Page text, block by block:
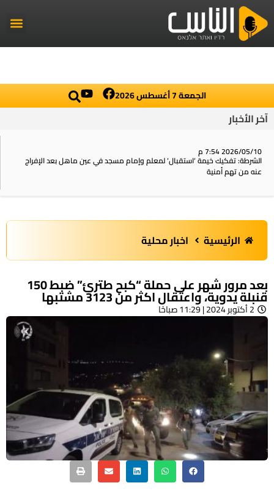
الجمعة 7 أغسطس 2026
آخر الأخبار
2026/05/10 7:54 م
الشرطة: تفكيك خيمة ‘استقبال‘ لمعلم وإمام مسجد في عين ماهل بعد الإفراج
عنه من تهم أمنية
الرئيسية اخبار محلية
بعد مرور شهر على حملة “كبح طترئ” ضبط 150
قنبلة يدوية، واعتقال اكثر من 3123 مشتبها
2 أكتوبر 2024 | 11:29 صباحًا